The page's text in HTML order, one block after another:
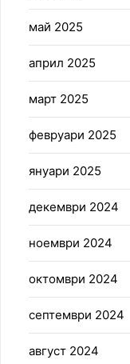
май 2025
април 2025
март 2025
февруари 2025
януари 2025
декември 2024
ноември 2024
октомври 2024
септември 2024
август 2024